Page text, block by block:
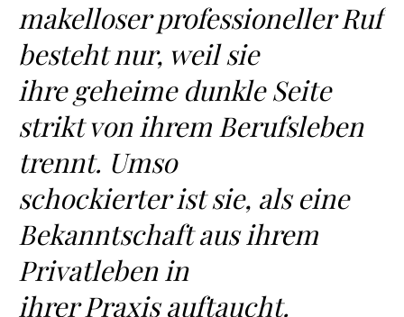
makelloser professioneller Ruf
besteht nur, weil sie
ihre geheime dunkle Seite
strikt von ihrem Berufsleben
trennt. Umso
schockierter ist sie, als eine
Bekanntschaft aus ihrem
Privatleben in
ihrer Praxis auftaucht.